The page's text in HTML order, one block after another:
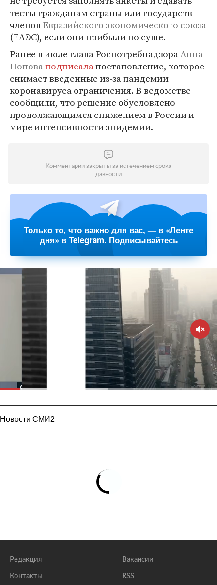
тесты гражданам страны или государств-
членов Евразийского экономического союза
(ЕАЭС), если они прибыли по суше.
Ранее в июле глава РоспотребнадзораАнна
Поповаподписалапостановление, которое
снимает введенные из-за пандемии
коронавируса ограничения. В ведомстве
сообщили, что решение обусловлено
продолжающимся снижением в России и
мире интенсивности эпидемии.
Комментарии закрыты за истечением срока
давности
Только то, что важно для вас, — в «Ленте
дня» в Telegram. Подписывайтесь
Новости СМИ2
Редакция
Контакты
Вакансии
RSS